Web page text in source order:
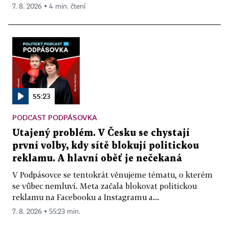
7. 8. 2026 ▪ 4 min. čtení
55:23
PODCAST PODPÁSOVKA
Utajený problém. V Česku se chystají
první volby, kdy sítě blokují politickou
reklamu. A hlavní oběť je nečekaná
V Podpásovce se tentokrát věnujeme tématu, o kterém
se vůbec nemluví. Meta začala blokovat politickou
reklamu na Facebooku a Instagramu a...
7. 8. 2026 ▪ 55:23 min.